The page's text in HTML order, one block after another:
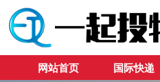
网站首页 国际快递